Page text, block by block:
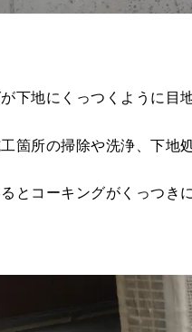
下地にくっつくように目
箇所の掃除や洗浄、下地
とコーキングがくっつき